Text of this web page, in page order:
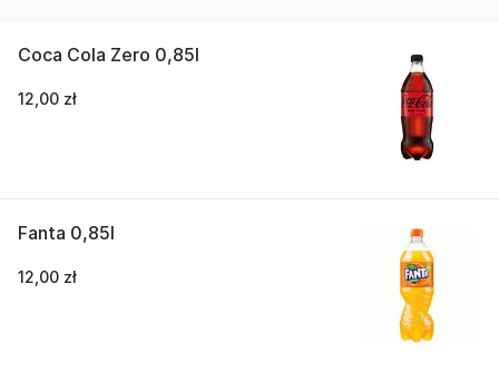
Coca Cola Zero 0,85l
12,00 zł
Fanta 0,85l
12,00 zł